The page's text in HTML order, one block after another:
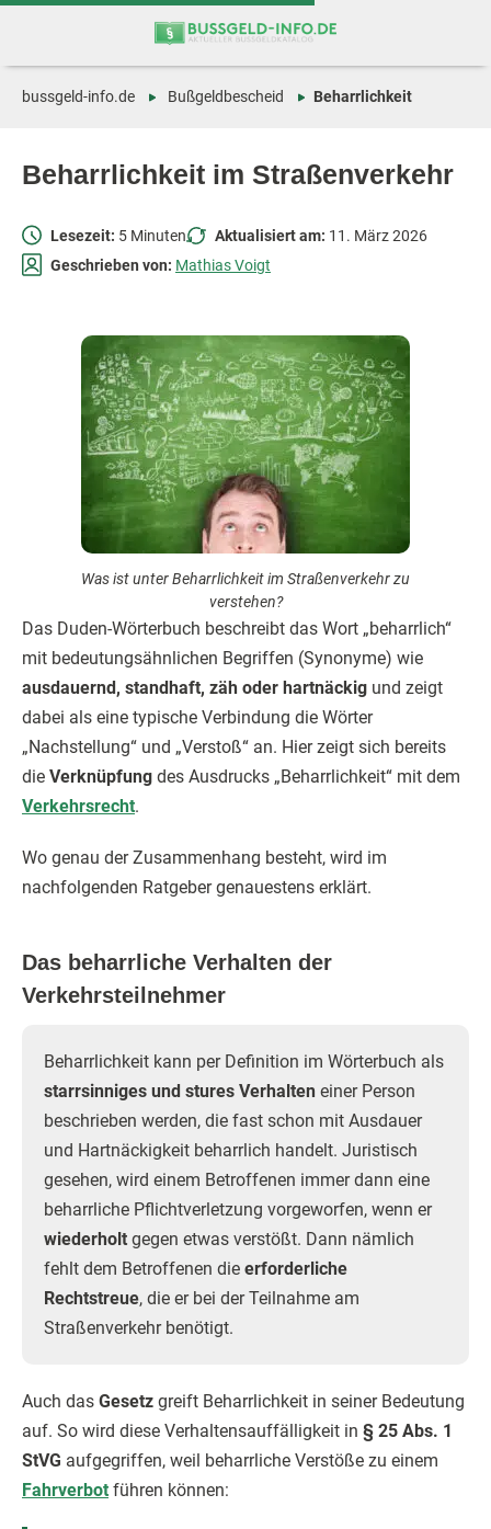
Zum
Zur
Beharrlichkeit im Straßenverkehr
bussgeld-info.de Bußgeldbescheid Beharrlichkeit
Lesezeit: 5 Minuten Aktualisiert am: 11. März 2026
Geschrieben von: Mathias Voigt
Was ist unter Beharrlichkeit im Straßenverkehr zu
verstehen?
Das Duden-Wörterbuch beschreibt das Wort „beharrlich“
mit bedeutungsähnlichen Begriffen (Synonyme) wie
ausdauernd, standhaft, zäh oder hartnäckig und zeigt
dabei als eine typische Verbindung die Wörter
„Nachstellung“ und „Verstoß“ an. Hier zeigt sich bereits
die Verknüpfung des Ausdrucks „Beharrlichkeit“ mit dem
Verkehrsrecht.
Wo genau der Zusammenhang besteht, wird im
nachfolgenden Ratgeber genauestens erklärt.
Das beharrliche Verhalten der
Verkehrsteilnehmer
Beharrlichkeit kann per Definition im Wörterbuch als
starrsinniges und stures Verhalten einer Person
beschrieben werden, die fast schon mit Ausdauer
und Hartnäckigkeit beharrlich handelt. Juristisch
gesehen, wird einem Betroffenen immer dann eine
beharrliche Pflichtverletzung vorgeworfen, wenn er
wiederholt gegen etwas verstößt. Dann nämlich
fehlt dem Betroffenen die erforderliche
Rechtstreue, die er bei der Teilnahme am
Straßenverkehr benötigt.
Auch das Gesetz greift Beharrlichkeit in seiner Bedeutung
auf. So wird diese Verhaltensauffälligkeit in § 25 Abs. 1
StVG aufgegriffen, weil beharrliche Verstöße zu einem
Fahrverbot führen können: